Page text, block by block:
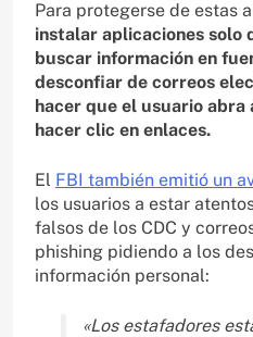
Para protegerse de estas
instalar aplicaciones solo
buscar información en
desconfiar de correos
hacer que el usuario abra
hacer clic en enlaces.
El FBI también emitió un
los usuarios a estar
falsos de los CDC y
phishing pidiendo a los
información personal:
«Los estafadores